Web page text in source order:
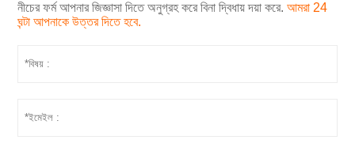
নীচের ফর্ম আপনার জিজ্ঞাসা দিতে অনুগ্রহ করে বিনা দ্বিধায় দয়া করে.আমরা 24
ঘন্টা আপনাকে উত্তর দিতে হবে.